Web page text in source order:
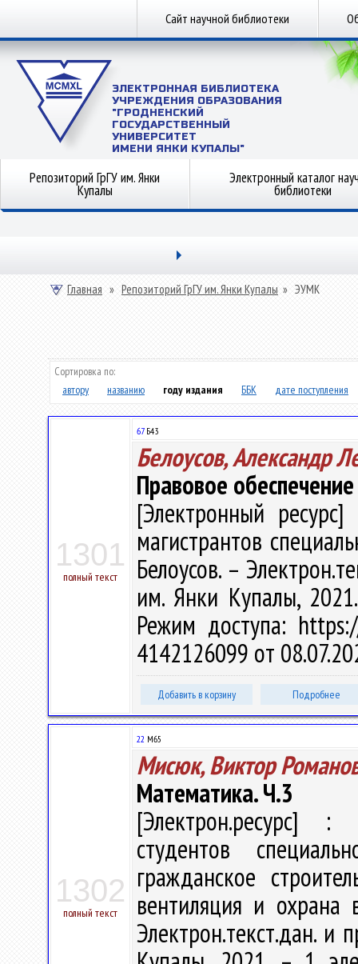
Сайт научной библиотеки
ЭЛЕКТРОННАЯ БИБЛИОТЕКА
УЧРЕЖДЕНИЯ ОБРАЗОВАНИЯ
"ГРОДНЕНСКИЙ
ГОСУДАРСТВЕННЫЙ
УНИВЕРСИТЕТ
ИМЕНИ ЯНКИ КУПАЛЫ"
Репозиторий ГрГУ им. Янки
Купалы
Электронный каталог
библиотеки
Главная » Репозиторий ГрГУ им. Янки Купалы » ЭУМК
Сортировка по:
автору
названию году издания ББК дате поступления
1301
полный текст
67Б43
Белоусов, Александр
Правовое
[Электронный
магистрантов
Белоусов. –
им. Янки Купалы,
Режим доступа:
4142126099 от
Добавить в корзину Подробнее
1302
полный текст
22 М65
Мисюк, Виктор
Математика. Ч.3
[Электрон.ресурс] :
студентов
гражданское
вентиляция и
Электрон.текст.дан. и